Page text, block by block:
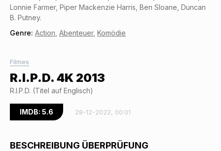
Lonnie Farmer, Piper Mackenzie Harris, Ben Sloane, Duncan
B. Putney.
Genre: Action Abenteuer, Komödie
Filmes
R.I.P.D. 4K 2013
R.I.P.D. (Titel auf Englisch)
IMDB: 5.6 28-12-2022, 00:01
BESCHREIBUNG ÜBERPRÜFUNG